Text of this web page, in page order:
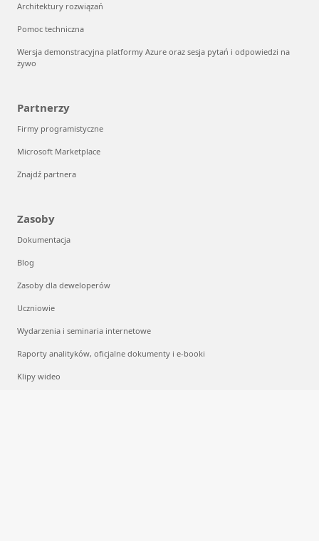
Architektury rozwiązań
Pomoc techniczna
Wersja demonstracyjna platformy Azure oraz sesja pytań i odpowiedzi na
żywo
Partnerzy
Firmy programistyczne
Microsoft Marketplace
Znajdź partnera
Zasoby
Dokumentacja
Blog
Zasoby dla deweloperów
Uczniowie
Wydarzenia i seminaria internetowe
Raporty analityków, oficjalne dokumenty i e-booki
Klipy wideo